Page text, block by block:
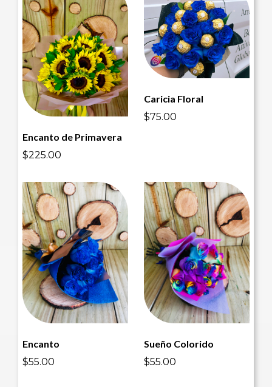
Encanto de Primavera
$225.00
Caricia Floral
$75.00
Encanto
$55.00
Sueño Colorido
$55.00